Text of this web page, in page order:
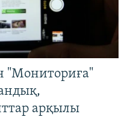
"Мониториға"
арқылы